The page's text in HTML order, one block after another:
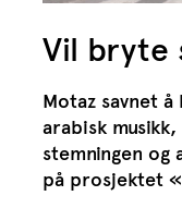
Vil bryte
Motaz savnet
arabisk
stemningen
på prosjektet